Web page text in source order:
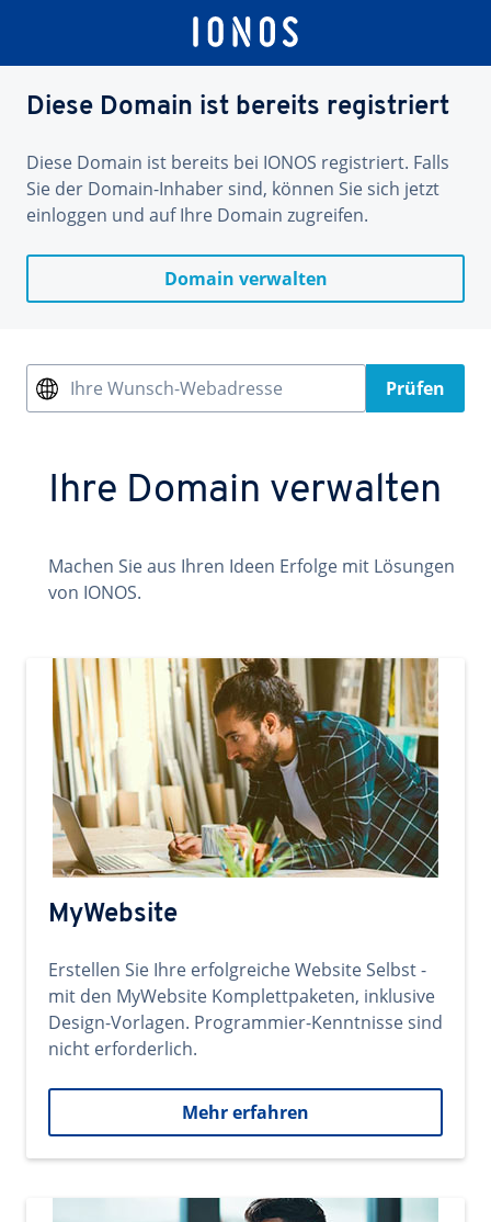
Diese Domain ist bereits registriert
Diese Domain ist bereits bei IONOS registriert. Falls
Sie der Domain-Inhaber sind, können Sie sich jetzt
einloggen und auf Ihre Domain zugreifen.
Domain verwalten
Ihre Wunsch-Webadresse Prüfen
Ihre Domain verwalten
Machen Sie aus Ihren Ideen Erfolge mit Lösungen
von IONOS.
MyWebsite
Erstellen Sie Ihre erfolgreiche Website Selbst -
mit den MyWebsite Komplettpaketen, inklusive
Design-Vorlagen. Programmier-Kenntnisse sind
nicht erforderlich.
Mehr erfahren